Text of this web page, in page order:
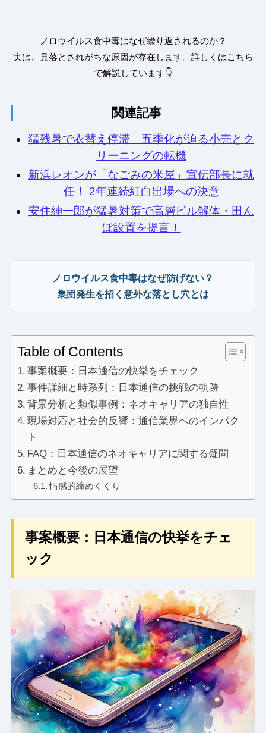
ノロウイルス食中毒はなぜ繰り返されるのか？
実は、見落とされがちな原因が存在します。詳しくはこちら
で解説しています👇
関連記事
猛残暑で衣替え停滞 五季化が迫る小売とク
リーニングの転機
新浜レオンが「なごみの米屋」宣伝部長に就
任！ 2年連続紅白出場への決意
安住紳一郎が猛暑対策で高層ビル解体・田ん
ぼ設置を提言！
ノロウイルス食中毒はなぜ防げない？
集団発生を招く意外な落とし穴とは
Table of Contents
事案概要：日本通信の快挙をチェック
事件詳細と時系列：日本通信の挑戦の軌跡
背景分析と類似事例：ネオキャリアの独自性
現場対応と社会的反響：通信業界へのインパク
ト
FAQ：日本通信のネオキャリアに関する疑問
まとめと今後の展望
情感的締めくくり
事案概要：日本通信の快挙をチェ
ック